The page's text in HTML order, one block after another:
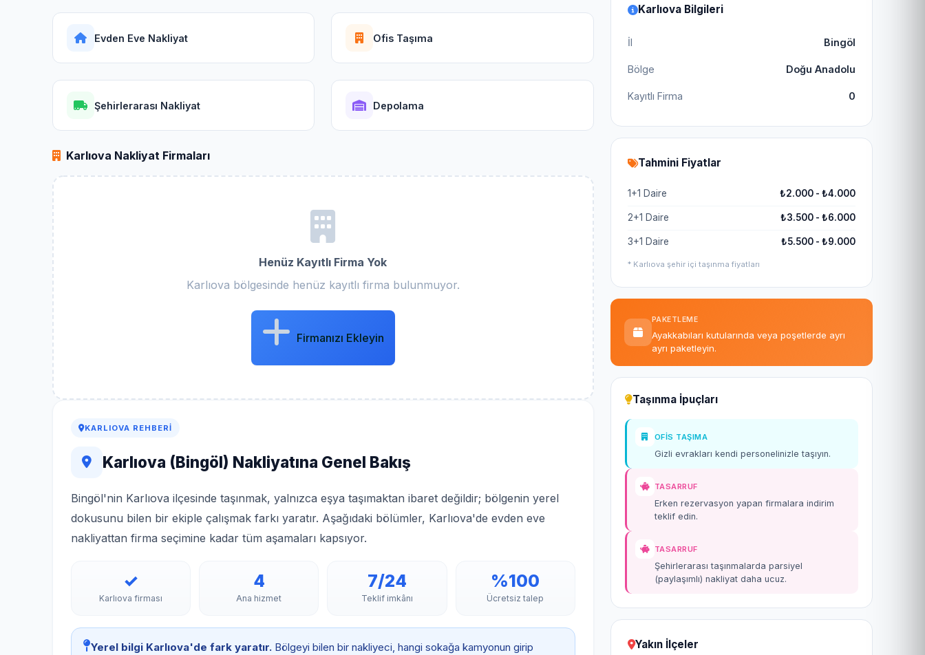
Evden Eve Nakliyat Ofis Taşıma
Şehirlerarası Nakliyat Depolama
Karlıova Nakliyat Firmaları
Henüz Kayıtlı Firma Yok
Karlıova bölgesinde henüz kayıtlı firma bulunmuyor.
Firmanızı Ekleyin
KARLIOVA REHBERI
Karlıova (Bingöl) Nakliyatına Genel Bakış
Bingöl'nin Karlıova ilçesinde taşınmak, yalnızca eşya taşımaktan ibaret değildir; bölgenin yerel
dokusunu bilen bir ekiple çalışmak farkı yaratır. Aşağıdaki bölümler, Karlıova'de evden eve
nakliyattan firma seçimine kadar tüm aşamaları kapsıyor.
✓
Karlıova firması
4
Ana hizmet
7/24
Teklif imkânı
%100
Ücretsiz talep
Yerel bilgi Karlıova'de fark yaratır. Bölgeyi bilen bir nakliyeci, hangi sokağa kamyonun girip
Karlıova Bilgileri
İl Bingöl
Bölge Doğu Anadolu
Kayıtlı Firma 0
Tahmini Fiyatlar
1+1 Daire ₺2.000 - ₺4.000
2+1 Daire ₺3.500 - ₺6.000
3+1 Daire ₺5.500 - ₺9.000
* Karlıova şehir içi taşınma fiyatları
PAKETLEME
Ayakkabıları kutularında veya poşetlerde ayrı
ayrı paketleyin.
Taşınma İpuçları
OFIS TAŞIMA
Gizli evrakları kendi personelinizle taşıyın.
TASARRUF
Erken rezervasyon yapan firmalara indirim
teklif edin.
TASARRUF
Şehirlerarası taşınmalarda parsiyel
(paylaşımlı) nakliyat daha ucuz.
Yakın İlçeler